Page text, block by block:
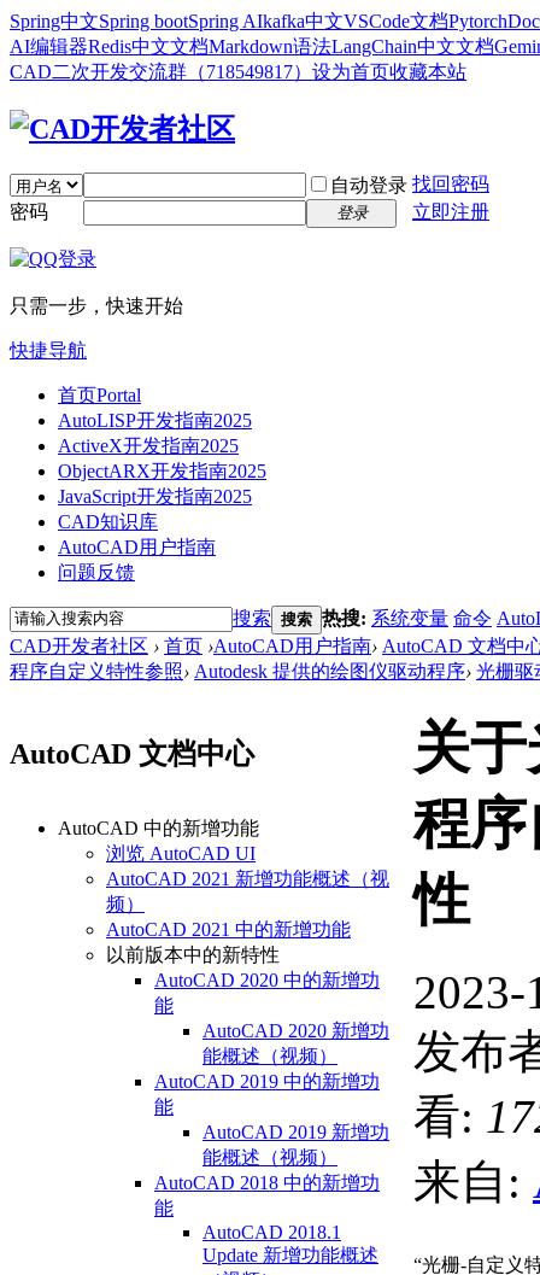
Spring中文Spring bootSpring AIkafka中文VSCode文档Pytorch
AI编辑器Redis中文文档Markdown语法LangChain中文文档
CAD二次开发交流群（718549817） 设为首页收藏本站
自动登录 找回密码
密码
登录 立即注册
只需一步，快速开始
快捷导航
首页Portal
AutoLISP开发指南2025
ActiveX开发指南2025
ObjectARX开发指南2025
JavaScript开发指南2025
CAD知识库
AutoCAD用户指南
问题反馈
搜索 搜索 热搜: 系统变量 命令
CAD开发者社区 › 首页 ›AutoCAD用户指南› AutoCAD 文档中
程序自定义特性参照› Autodesk 提供的绘图仪驱动程序› 光栅驱
AutoCAD 文档中心
AutoCAD 中的新增功能
浏览 AutoCAD UI
AutoCAD 2021 新增功能概述（视
频）
AutoCAD 2021 中的新增功能
以前版本中的新特性
AutoCAD 2020 中的新增功
能
AutoCAD 2020 新增功
能概述（视频）
AutoCAD 2019 中的新增功
能
AutoCAD 2019 新增功
能概述（视频）
AutoCAD 2018 中的新增功
能
AutoCAD 2018.1
Update 新增功能概述
关
程
性
2023-
发布
看:
来自:
“光栅-自定义